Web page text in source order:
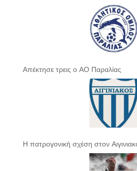
Απέκτησε τρεις ο ΑΟ Παραλίας
Η πατρογονική σχέση στον